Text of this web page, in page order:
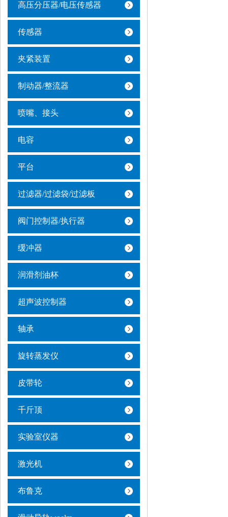
高压分压器/电压传感器
传感器
夹紧装置
制动器/整流器
喷嘴、接头
电容
平台
过滤器/过滤袋/过滤板
阀门控制器/执行器
缓冲器
润滑剂油杯
超声波控制器
轴承
旋转蒸发仪
皮带轮
千斤顶
实验室仪器
激光机
布鲁克